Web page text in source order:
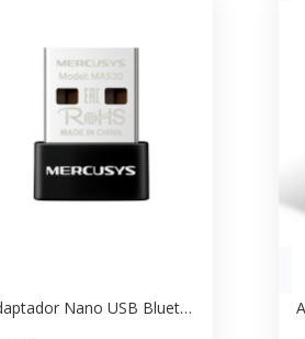
Adaptador Nano USB Bluetooth 5.3 MA530 Mercusys